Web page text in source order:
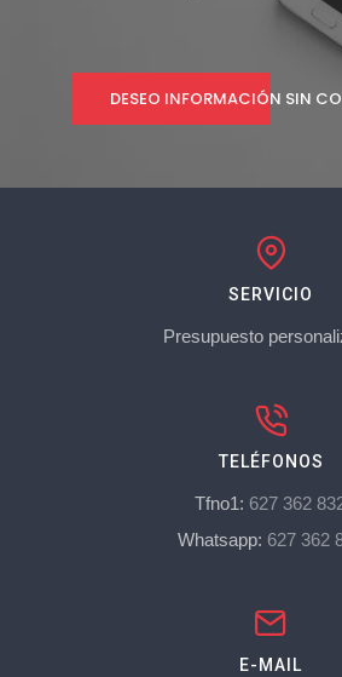
DESEO INFORMACIÓN SIN
SERVICIO
Presupuesto
TELÉFONOS
Tfno1: 627 362
Whatsapp: 627 362
E-MAIL